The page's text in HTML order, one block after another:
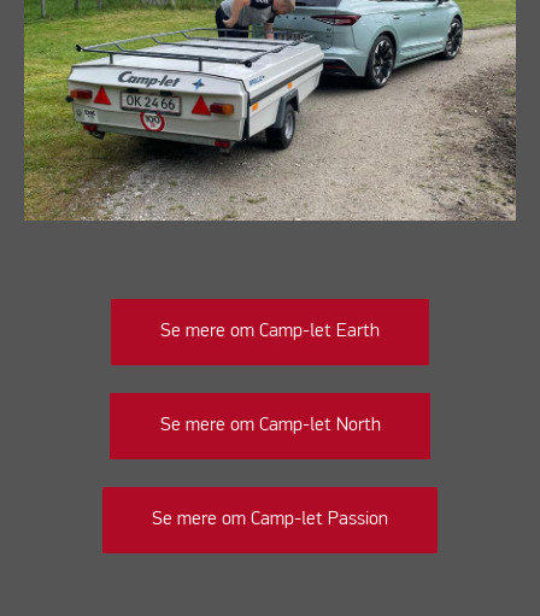
Se mere om Camp-let Earth
Se mere om Camp-let North
Se mere om Camp-let Passion